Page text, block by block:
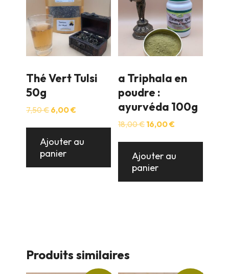
Thé Vert Tulsi
50g
7,50€ Le
initial
était :
7,50 €.
6,00€
actuel
est :
6,00 €.
Ajouter au
panier
a Triphala en
poudre :
ayurvéda 100g
18,00€ Le
initial
était :
18,00 €.
16,00€Le
actuel
est :
16,00 €.
Ajouter au
panier
Produits similaires